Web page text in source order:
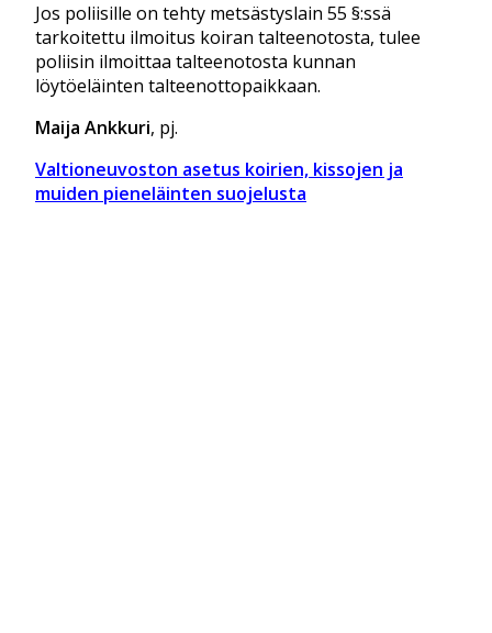
Jos poliisille on tehty metsästyslain 55 §:ssä
tarkoitettu ilmoitus koiran talteenotosta, tulee
poliisin ilmoittaa talteenotosta kunnan
löytöeläinten talteenottopaikkaan.
Maija Ankkuri, pj.
Valtioneuvoston asetus koirien, kissojen ja
muiden pieneläinten suojelusta